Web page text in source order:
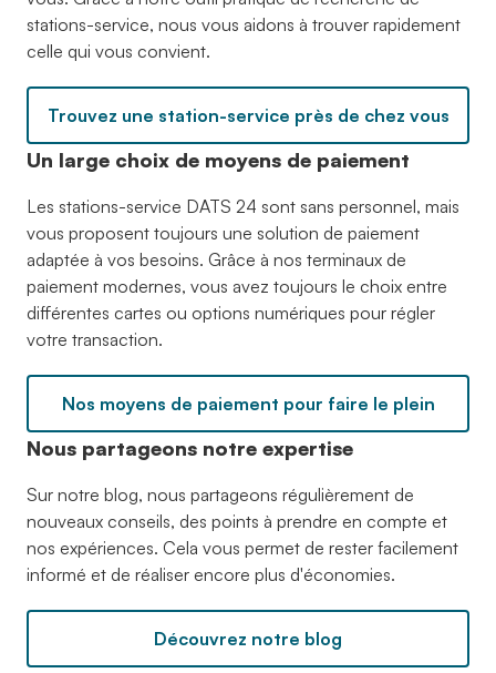
stations-service, nous vous aidons à trouver rapidement
celle qui vous convient.
Trouvez une station-service près de chez vous
Un large choix de moyens de paiement
Les stations-service DATS 24 sont sans personnel, mais
vous proposent toujours une solution de paiement
adaptée à vos besoins. Grâce à nos terminaux de
paiement modernes, vous avez toujours le choix entre
différentes cartes ou options numériques pour régler
votre transaction.
Nos moyens de paiement pour faire le plein
Nous partageons notre expertise
Sur notre blog, nous partageons régulièrement de
nouveaux conseils, des points à prendre en compte et
nos expériences. Cela vous permet de rester facilement
informé et de réaliser encore plus d'économies.
Découvrez notre blog